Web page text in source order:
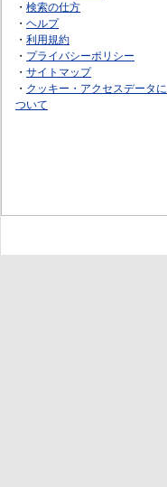
・ 検索の仕方
・ ヘルプ
・ 利用規約
・ プライバシーポリシー
・ サイトマップ
・ クッキー・アクセスデータに
ついて